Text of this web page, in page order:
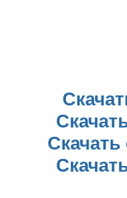
Скачать